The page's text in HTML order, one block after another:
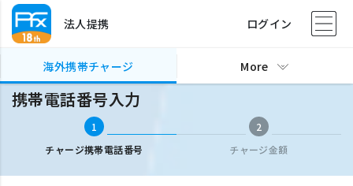
法人提携 ログイン
海外携帯チャージ More
海外携帯チャージ 携帯電話番号入力
携帯電話番号入力
1
チャージ携帯電話番号
2
チャージ金額